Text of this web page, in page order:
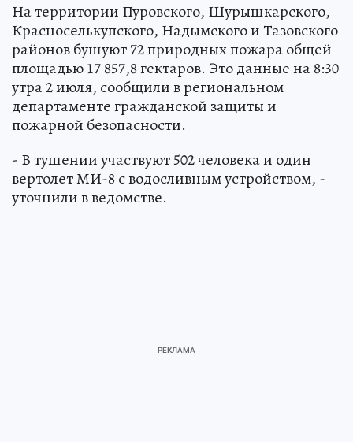
На территории Пуровского, Шурышкарского,
Красноселькупского, Надымского и Тазовского
районов бушуют 72 природных пожара общей
площадью 17 857,8 гектаров. Это данные на 8:30
утра 2 июля, сообщили в региональном
департаменте гражданской защиты и
пожарной безопасности.
- В тушении участвуют 502 человека и один
вертолет МИ-8 с водосливным устройством, -
уточнили в ведомстве.